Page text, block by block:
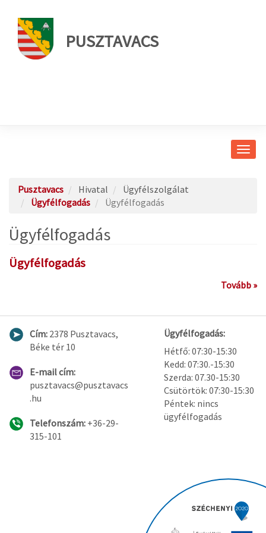
PUSZTAVACS
Pusztavacs Hivatal
Ügyfélszolgálat
Ügyfélfogadás
Ügyfélfogadás
Ügyfélfogadás
Ügyfélfogadás
Tovább »
Cím: 2378 Pusztavacs,
Béke tér 10
E-mail cím:
pusztavacs@pusztavacs
.hu
Telefonszám: +36-29-
315-101
Ügyfélfogadás:
Hétfő: 07:30-15:30
Kedd: 07:30.-15:30
Szerda: 07.30-15:30
Csütörtök: 07:30-15:30
Péntek: nincs
ügyfélfogadás